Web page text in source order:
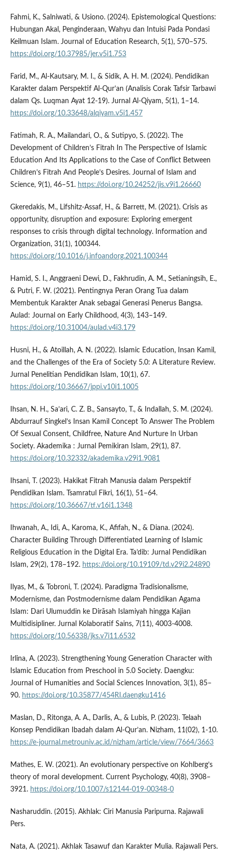
Fahmi, K., Salniwati, & Usiono. (2024). Epistemological Questions:
Hubungan Akal, Penginderaan, Wahyu dan Intuisi Pada Pondasi
Keilmuan Islam. Journal of Education Research, 5(1), 570–575.
https://doi.org/10.37985/jer.v5i1.753
Farid, M., Al-Kautsary, M. I., & Sidik, A. H. M. (2024). Pendidikan
Karakter dalam Perspektif Al-Qur’an (Analisis Corak Tafsir Tarbawi
dalam Qs. Luqman Ayat 12-19). Jurnal Al-Qiyam, 5(1), 1–14.
https://doi.org/10.33648/alqiyam.v5i1.457
Fatimah, R. A., Mailandari, O., & Sutipyo, S. (2022). The
Development of Children’s Fitrah In The Perspective of Islamic
Education And Its Applications to the Case of Conflict Between
Children’s Fitrah And People’s Desires. Journal of Islam and
Science, 9(1), 46–51. https://doi.org/10.24252/jis.v9i1.26660
Gkeredakis, M., Lifshitz-Assaf, H., & Barrett, M. (2021). Crisis as
opportunity, disruption and exposure: Exploring emergent
responses to crisis through digital technology. Information and
Organization, 31(1), 100344.
https://doi.org/10.1016/j.infoandorg.2021.100344
Hamid, S. I., Anggraeni Dewi, D., Fakhrudin, A. M., Setianingsih, E.,
& Putri, F. W. (2021). Pentingnya Peran Orang Tua dalam
Membentuk Karakter Anak sebagai Generasi Penerus Bangsa.
Aulad: Journal on Early Childhood, 4(3), 143–149.
https://doi.org/10.31004/aulad.v4i3.179
Husni, H., & Atoillah, A. N. (2022). Islamic Education, Insan Kamil,
and the Challenges of the Era of Society 5.0: A Literature Review.
Jurnal Penelitian Pendidikan Islam, 10(1), 67.
https://doi.org/10.36667/jppi.v10i1.1005
Ihsan, N. H., Sa’ari, C. Z. B., Sansayto, T., & Indallah, S. M. (2024).
Abdurrauf Singkel’s Insan Kamil Concept To Answer The Problem
Of Sexual Consent, Childfree, Nature And Nurture In Urban
Society. Akademika : Jurnal Pemikiran Islam, 29(1), 87.
https://doi.org/10.32332/akademika.v29i1.9081
Ihsani, T. (2023). Hakikat Fitrah Manusia dalam Perspektif
Pendidikan Islam. Tsamratul Fikri, 16(1), 51–64.
https://doi.org/10.36667/tf.v16i1.1348
Ihwanah, A., Idi, A., Karoma, K., Afifah, N., & Diana. (2024).
Character Building Through Differentiated Learning of Islamic
Religious Education in the Digital Era. Ta’dib: Jurnal Pendidikan
Islam, 29(2), 178–192. https://doi.org/10.19109/td.v29i2.24890
Ilyas, M., & Tobroni, T. (2024). Paradigma Tradisionalisme,
Modernisme, dan Postmodernisme dalam Pendidikan Agama
Islam: Dari Ulumuddin ke Dirāsah Islamiyah hingga Kajian
Multidisipliner. Jurnal Kolaboratif Sains, 7(11), 4003-4008.
https://doi.org/10.56338/jks.v7i11.6532
Irlina, A. (2023). Strengthening Young Generation Character with
Islamic Education from Preschool in 5.0 Society. Daengku:
Journal of Humanities and Social Sciences Innovation, 3(1), 85–
90. https://doi.org/10.35877/454RI.daengku1416
Maslan, D., Ritonga, A. A., Darlis, A., & Lubis, P. (2023). Telaah
Konsep Pendidikan Ibadah dalam Al-Qur’an. Nizham, 11(02), 1-10.
https://e-journal.metrouniv.ac.id/nizham/article/view/7664/3663
Mathes, E. W. (2021). An evolutionary perspective on Kohlberg’s
theory of moral development. Current Psychology, 40(8), 3908–
3921. https://doi.org/10.1007/s12144-019-00348-0
Nasharuddin. (2015). Akhlak: Ciri Manusia Paripurna. Rajawali
Pers.
Nata, A. (2021). Akhlak Tasawuf dan Karakter Mulia. Rajawali Pers.